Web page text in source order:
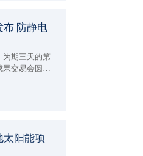
布 防静电
为期三天的第
果交易会圆满
多款新品与
太阳能项